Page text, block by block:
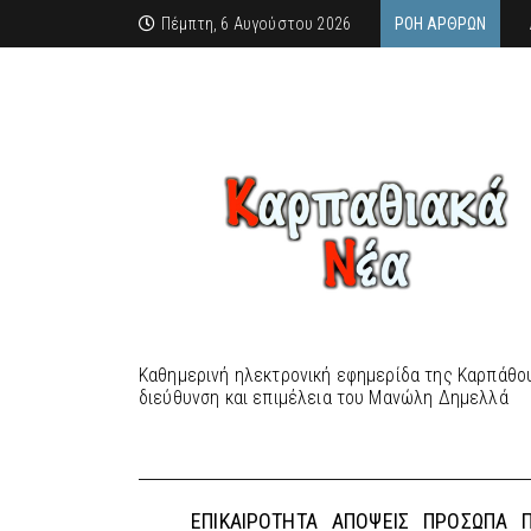
Πέμπτη, 6 Αυγούστου 2026 ΡΟΉ ΆΡΘΡΩΝ
Καθημερινή ηλεκτρονική εφημερίδα της
διεύθυνση και επιμέλεια του Μανώλη Δημελλά
ΕΠΙΚΑΙΡΌΤΗΤΑ ΑΠΌΨΕΙΣ ΠΡΌΣΩΠΑ